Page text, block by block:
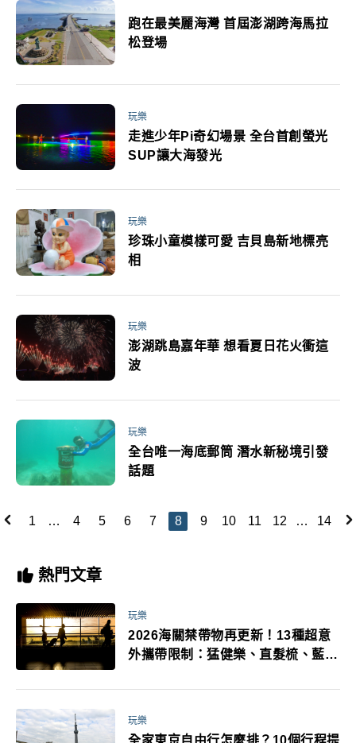
跑在最美麗海灣 首屆澎湖跨海馬拉
松登場
玩樂
走進少年Pi奇幻場景 全台首創螢光
SUP讓大海發光
玩樂
珍珠小童模樣可愛 吉貝島新地標亮
相
玩樂
澎湖跳島嘉年華 想看夏日花火衝這
波
玩樂
全台唯一海底郵筒 潛水新秘境引發
話題
1 … 4 5 6 7 8 9 10 11 12 … 14
熱門文章
玩樂
2026海關禁帶物再更新！13種超意
外攜帶限制：猛健樂、直髮梳、藍牙
萬！注意事項一次看！
玩樂